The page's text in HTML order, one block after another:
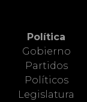
Política
Gobierno
Partidos
Políticos
Legislatura